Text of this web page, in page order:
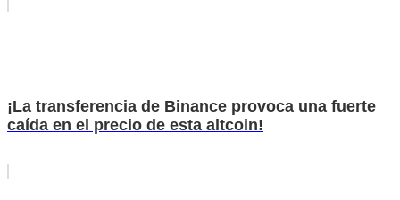
¡La transferencia de Binance provoca una fuerte
caída en el precio de esta altcoin!